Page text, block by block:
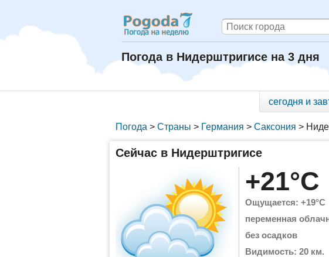
Погода в Нидерштригисе на 3 дня
сегодня и
Погода > Страны > Германия > Саксония >
Сейчас в Нидерштригисе
+21°C
Ощущается: +19°C
переменная
без осадков
Видимость: 20 км.